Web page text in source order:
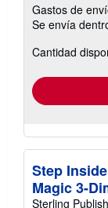
Gastos de
Se envía
Cantidad
Step
Magic 3-
Sterling